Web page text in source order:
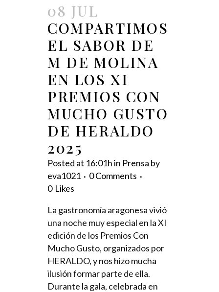
08 JUL
COMPARTIMOS
EL SABOR DE
M DE MOLINA
EN LOS XI
PREMIOS CON
MUCHO GUSTO
DE HERALDO
2025
Posted at 16:01hin Prensa by
eva1021
0 Comments
0 Likes
La gastronomía aragonesa vivió
una noche muy especial en la XI
edición de los Premios Con
Mucho Gusto, organizados por
HERALDO, y nos hizo mucha
ilusión formar parte de ella.
Durante la gala, celebrada en